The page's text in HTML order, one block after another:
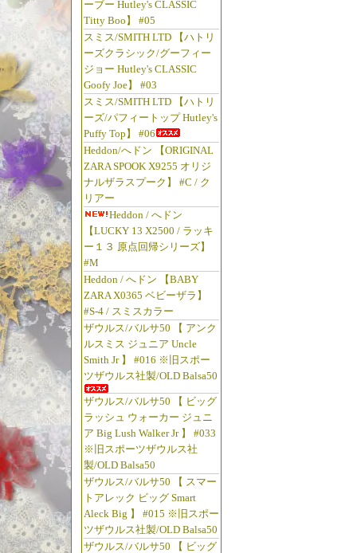
ーブー Hutley's CLASSIC
Titty Boo】 #05
スミス/SMITH LTD 【ハトリ
ーズクラシック/グーフィー
ジョー Hutley's CLASSIC
Goofy Joe】 #03
スミス/SMITH LTD 【ハトリ
ーズ/パフィートップ Hutley's
Puffy Top】 #06
Heddon/へドン 【ORIGINAL
ZARA SPOOK X9255 オリジ
ナルザラスプーク】 #C / ク
リアー
Heddon / へドン
【LUCKY 13 X2500 / ラッキ
ー１３ 原点回帰シリーズ】
#M
Heddon / へドン 【BABY
ZARA X0365 ベビーザラ】
#S-4 / スミスカラー
ザウルス/バルサ50 【 アンク
ルスミス ジュニア Uncle
Smith Jr 】 #016 ※旧スポー
ツザウルス社製/OLD Balsa50
ザウルス/バルサ50 【 ビッグ
ラッシュ ウォーカー ジュニ
ア Big Lush Walker Jr 】 #033
※旧スポーツザウルス社
製/OLD Balsa50
ザウルス/バルサ50 【 スマー
トアレック ビッグ Smart
Aleck Big 】 #015 ※旧スポー
ツザウルス社製/OLD Balsa50
ザウルス/バルサ50 【 ビッグ